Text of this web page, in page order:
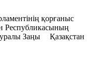
қорғаныс
Республикасының
Заңы Қазақстан